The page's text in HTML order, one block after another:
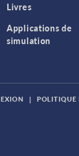
Livres
Applications de
simulation
| POLITIQUE